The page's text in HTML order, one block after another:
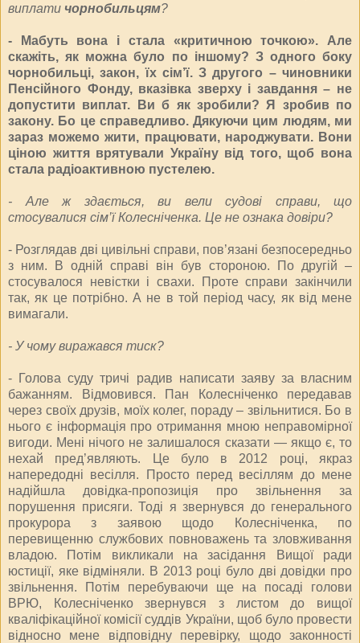
виплати чорнобильцям?
- Мабуть вона і стала «критичною точкою». Але
скажіть, як можна було по іншому? З одного боку
чорнобильці, закон, їх сім’ї. З другого – чиновники
Пенсійного Фонду, вказівка зверху і завдання – не
допустити виплат. Ви б як зробили? Я зробив по
закону. Бо це справедливо. Дякуючи цим людям, ми
зараз можемо жити, працювати, народжувати. Вони
ціною життя врятували Україну від того, щоб вона
стала радіоактивною пустелею.
- Але ж здається, ви вели судові справи, що
стосувалися сім’ї Колесніченка. Це не ознака довіри?
- Розглядав дві цивільні справи, пов’язані безпосередньо
з ним. В одній справі він був стороною. По другій –
стосувалося невістки і свахи. Проте справи закінчили
так, як це потрібно. А не в той період часу, як від мене
вимагали.
- У чому виражався тиск?
- Голова суду тричі радив написати заяву за власним
бажанням. Відмовився. Пан Колесніченко передавав
через своїх друзів, моїх колег, пораду – звільнитися. Бо в
нього є інформація про отримання мною неправомірної
вигоди. Мені нічого не залишалося сказати — якщо є, то
нехай пред’являють. Це було в 2012 році, якраз
напередодні весілля. Просто перед весіллям до мене
надійшла довідка-пропозиція про звільнення за
порушення присяги. Тоді я звернувся до генерального
прокурора з заявою щодо Колесніченка, по
перевищенню службових повноважень та зловживання
владою. Потім викликали на засідання Вищої ради
юстиції, яке відміняли. В 2013 році було дві довідки про
звільнення. Потім перебуваючи ще на посаді голови
ВРЮ, Колесніченко звернувся з листом до вищої
кваліфікаційної комісії суддів України, щоб було провести
відносно мене відповідну перевірку, щодо законності